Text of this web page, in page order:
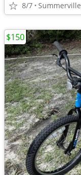
8/7 Summerville
$150